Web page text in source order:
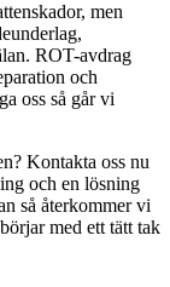
men
ROT-avdrag
och
oss så går vi
Kontakta oss nu
och en lösning
så återkommer vi
med ett tätt tak